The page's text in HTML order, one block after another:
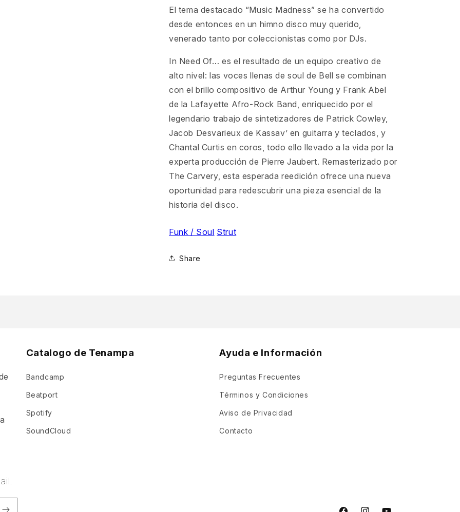
El tema destacado “Music Madness” se ha convertido
desde entonces en un himno disco muy querido,
venerado tanto por coleccionistas como por DJs.
In Need Of… es el resultado de un equipo creativo de
alto nivel: las voces llenas de soul de Bell se combinan
con el brillo compositivo de Arthur Young y Frank Abel
de la Lafayette Afro-Rock Band, enriquecido por el
legendario trabajo de sintetizadores de Patrick Cowley,
Jacob Desvarieux de Kassav’ en guitarra y teclados, y
Chantal Curtis en coros, todo ello llevado a la vida por la
experta producción de Pierre Jaubert. Remasterizado por
The Carvery, esta esperada reedición ofrece una nueva
oportunidad para redescubrir una pieza esencial de la
historia del disco.
Funk / Soul Strut
Share
Catalogo de Tenampa
Bandcamp
Beatport
Spotify
SoundCloud
Ayuda e Información
Preguntas Frecuentes
Términos y Condiciones
Aviso de Privacidad
Contacto